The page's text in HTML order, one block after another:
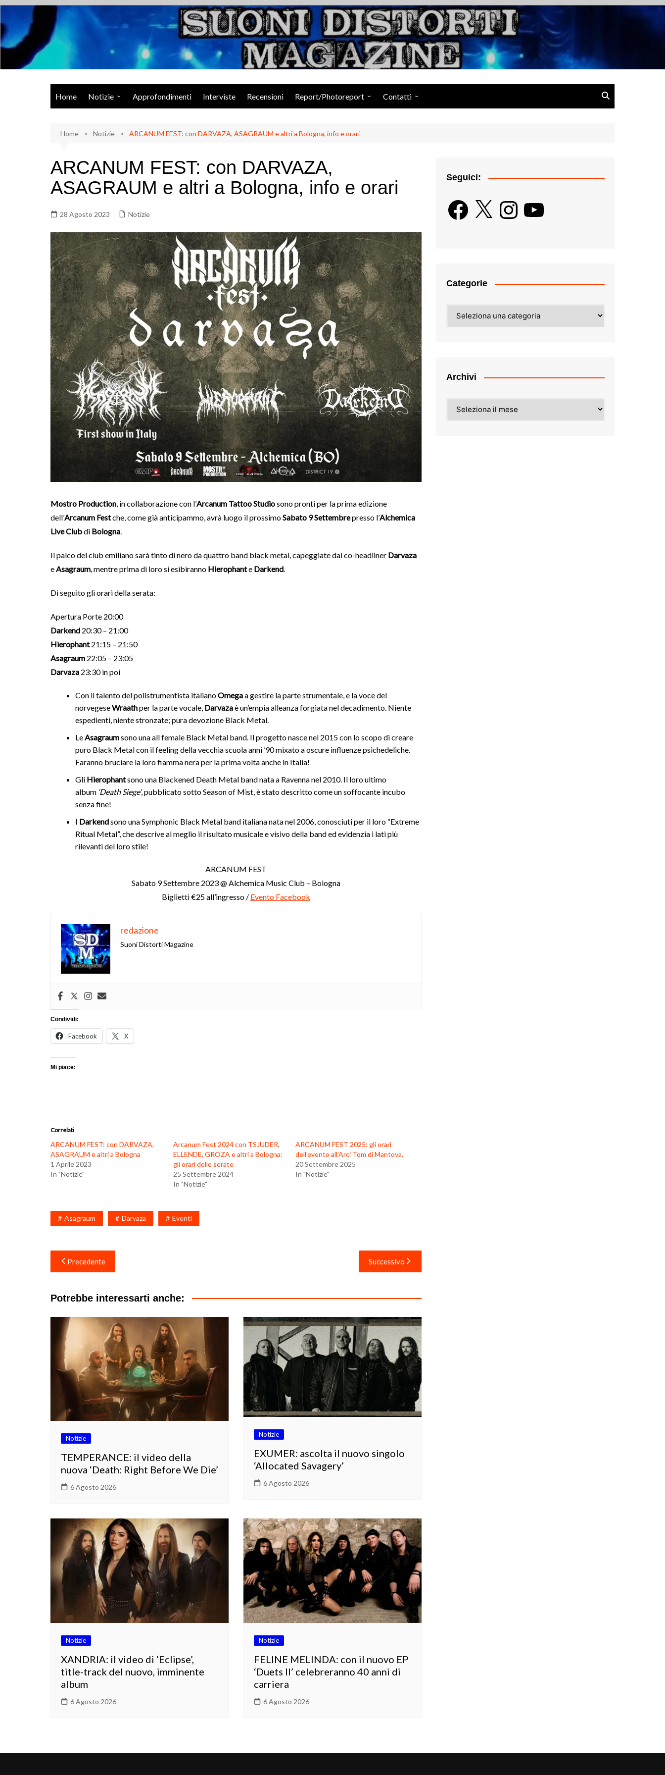
Salta
contenuto
Suoni Distorti Magazine
Musica Rock, Metal, Punk e varie sonorità alternative
Home Notizie
Eventi
Libri
Approfondimenti Interviste Recensioni Report/Photoreport Contatti
Home Notizie ARCANUM FEST: con DARVAZA, ASAGRAUM e altri a Bologna, info e orari
ARCANUM FEST: con DARVAZA,
ASAGRAUM e altri a Bologna, info e orari
28 Agosto 2023 Notizie
Mostro Production, in collaborazione con l’Arcanum Tattoo Studiosono pronti per la prima edizione
dell’Arcanum Festche, come già anticipammo, avrà luogo il prossimoSabato 9 Settembrepresso l’Alchemica
Live Clubdi Bologna.
Il palco del club emiliano sarà tinto di nero da quattro band black metal, capeggiate dai co-headliner Darvaza
eAsagraum, mentre prima di loro si esibiranno Hierophante Darkend.
Di seguito gli orari della serata:
Apertura Porte 20:00
Darkend 20:30 – 21:00
Hierophant21:15 – 21:50
Asagraum 22:05 – 23:05
Darvaza 23:30 in poi
Con il talento del polistrumentista italianoOmegaa gestire la parte strumentale, e la voce del
norvegeseWraathper la parte vocale, Darvazaè un’empia alleanza forgiata nel decadimento. Niente
espedienti, niente stronzate; pura devozione Black Metal.
LeAsagraumsono una all female Black Metal band. Il progetto nasce nel 2015 con lo scopo di creare
puro Black Metal con il feeling della vecchia scuola anni ’90 mixato a oscure influenze psichedeliche.
Faranno bruciare la loro fiamma nera per la prima volta anche in Italia!
Gli Hierophantsono una Blackened Death Metal band nata a Ravenna nel 2010. Il loro ultimo
album ‘Death Siege’, pubblicato sotto Season of Mist, è stato descritto come un soffocante incubo
senza fine!
I Darkendsono una Symphonic Black Metal band italiana nata nel 2006, conosciuti per il loro “Extreme
Ritual Metal”, che descrive al meglio il risultato musicale e visivo della band ed evidenzia i lati più
rilevanti del loro stile!
ARCANUM FEST
Sabato 9 Settembre 2023 @ Alchemica Music Club – Bologna
Biglietti €25 all’ingresso / Evento Facebook
redazione
Suoni Distorti Magazine
Condividi:
Facebook X
Mi piace:
Correlati
ARCANUM FEST: con DARVAZA,
ASAGRAUM e altri a Bologna
1 Aprile 2023
In "Notizie"
Arcanum Fest 2024 con TSJUDER,
ELLENDE, GROZA e altri a Bologna:
gli orari delle serate
25 Settembre 2024
In "Notizie"
ARCANUM FEST 2025: gli orari
dell’evento all’Arci Tom di Mantova.
20 Settembre 2025
In "Notizie"
Asagraum Darvaza Eventi
Navigazione
articoli
Precedente Successivo
Potrebbe interessarti anche:
Notizie
TEMPERANCE: il video della
nuova ‘Death: Right Before We Die’
6 Agosto 2026
Notizie
EXUMER: ascolta il nuovo singolo
‘Allocated Savagery’
6 Agosto 2026
Notizie
XANDRIA: il video di ‘Eclipse’,
title-track del nuovo, imminente
album
6 Agosto 2026
Notizie
FELINE MELINDA: con il nuovo EP
‘Duets II’ celebreranno 40 anni di
carriera
6 Agosto 2026
Seguici:
Facebook
X InstagramYouTube
Categorie
Archivi